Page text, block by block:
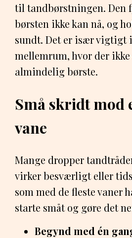
til tandbørstningen. Den
børsten ikke kan nå, og
sundt. Det er især vigtigt i
mellemrum, hvor der
almindelig børste.
Små skridt mod
vane
Mange dropper
virker besværligt eller
som med de fleste vaner
starte småt og gøre det
Begynd med én